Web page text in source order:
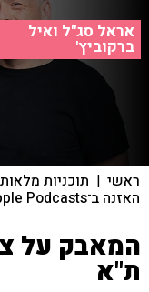
אראל סג"ל ואיל
ברקוביץ'
ראשי | תוכניות מלאות
האזנה ב־Apple Podcasts
המאבק על
ת"א